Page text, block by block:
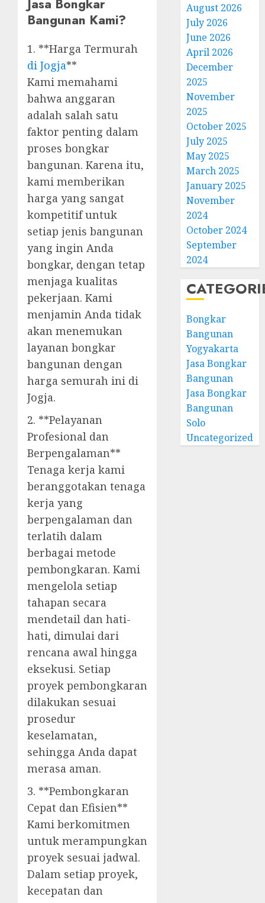
Bangunan Kami?
1. **Harga Termurah
di Jogja**
Kami memahami
bahwa anggaran
adalah salah satu
faktor penting dalam
proses bongkar
bangunan. Karena itu,
kami memberikan
harga yang sangat
kompetitif untuk
setiap jenis bangunan
yang ingin Anda
bongkar, dengan tetap
menjaga kualitas
pekerjaan. Kami
menjamin Anda tidak
akan menemukan
layanan bongkar
bangunan dengan
harga semurah ini di
Jogja.
2. **Pelayanan
Profesional dan
Berpengalaman**
Tenaga kerja kami
beranggotakan tenaga
kerja yang
berpengalaman dan
terlatih dalam
berbagai metode
pembongkaran. Kami
mengelola setiap
tahapan secara
mendetail dan hati-
hati, dimulai dari
rencana awal hingga
eksekusi. Setiap
proyek pembongkaran
dilakukan sesuai
prosedur
keselamatan,
sehingga Anda dapat
merasa aman.
3. **Pembongkaran
Cepat dan Efisien**
Kami berkomitmen
untuk merampungkan
proyek sesuai jadwal.
Dalam setiap proyek,
kecepatan dan
August 2026
July 2026
June 2026
April 2026
December
2025
November
2025
October 2025
July 2025
May 2025
March 2025
January 2025
November
2024
October 2024
September
2024
Bongkar
Bangunan
Yogyakarta
Jasa Bongkar
Bangunan
Jasa Bongkar
Bangunan
Solo
Uncategorized